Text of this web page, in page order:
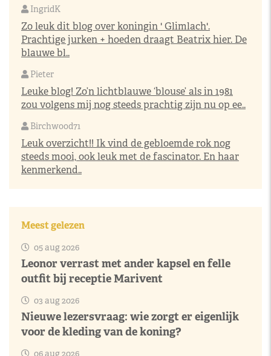
IngridK
Zo leuk dit blog over koningin ' Glimlach'.
Prachtige jurken + hoeden draagt Beatrix hier. De
blauwe bl..
Pieter
Leuke blog! Zo’n lichtblauwe ‘blouse’ als in 1981
zou volgens mij nog steeds prachtig zijn nu op ee..
Birchwood71
Leuk overzicht!! Ik vind de gebloemde rok nog
steeds mooi, ook leuk met de fascinator. En haar
kenmerkend..
Meest gelezen
05 aug 2026
Leonor verrast met ander kapsel en felle
outfit bij receptie Marivent
03 aug 2026
Nieuwe lezersvraag: wie zorgt er eigenlijk
voor de kleding van de koning?
06 aug 2026